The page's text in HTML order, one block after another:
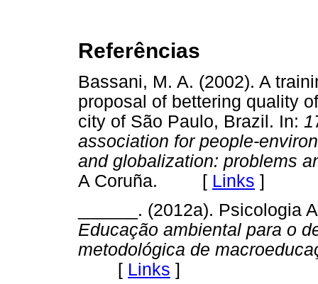
Referências
Bassani, M. A. (2002). A
proposal of bettering quality
city of São Paulo, Brazil. In:
association for people-
and globalization: problems
A Coruña. [ Links ]
______. (2012a). Psicologia
Educação ambiental para o
metodológica de
[ Links ]